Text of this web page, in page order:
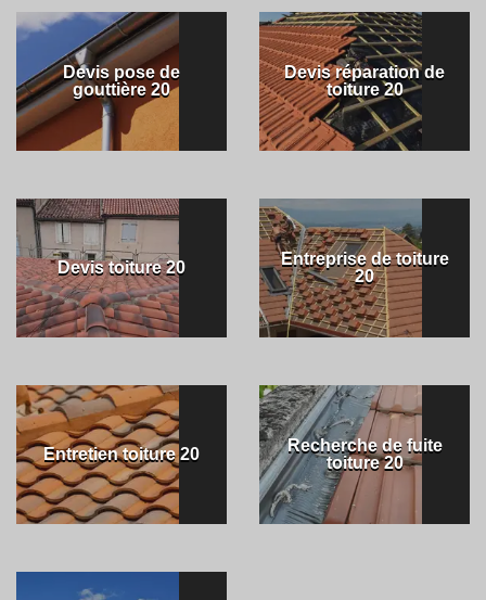
Devis pose de
gouttière 20
Devis réparation de
toiture 20
Devis toiture 20
Entreprise de toiture
20
Entretien toiture 20
Recherche de fuite
toiture 20